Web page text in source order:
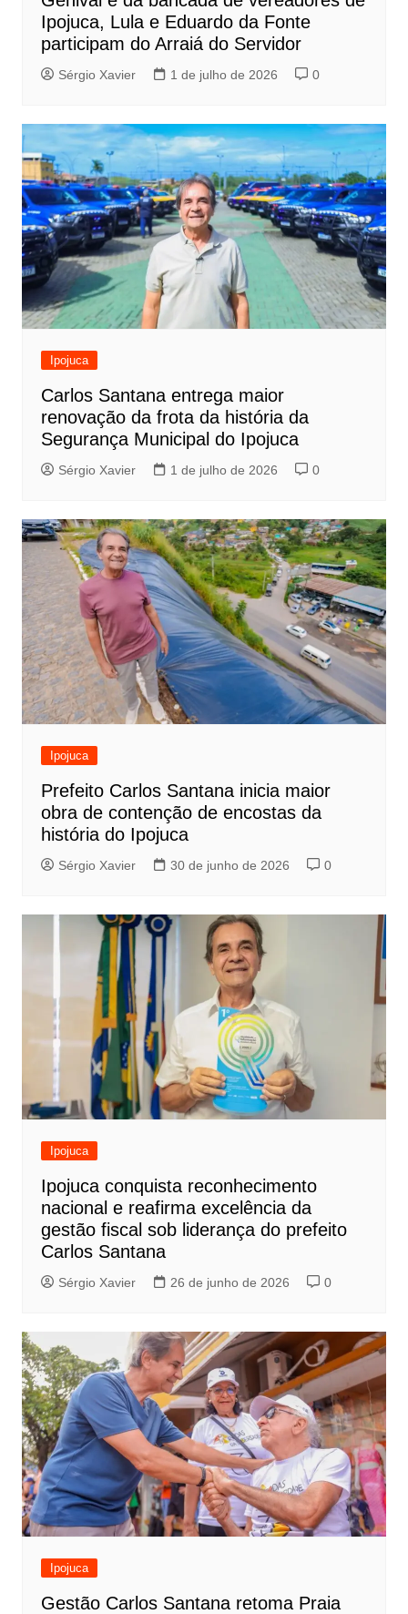
Ipojuca, Lula e Eduardo da Fonte
participam do Arraiá do Servidor
Sérgio Xavier 1 de julho de 2026 0
Ipojuca
Carlos Santana entrega maior
renovação da frota da história da
Segurança Municipal do Ipojuca
Sérgio Xavier 1 de julho de 2026 0
Ipojuca
Prefeito Carlos Santana inicia maior
obra de contenção de encostas da
história do Ipojuca
Sérgio Xavier 30 de junho de 2026 0
Ipojuca
Ipojuca conquista reconhecimento
nacional e reafirma excelência da
gestão fiscal sob liderança do prefeito
Carlos Santana
Sérgio Xavier 26 de junho de 2026 0
Ipojuca
Gestão Carlos Santana retoma Praia